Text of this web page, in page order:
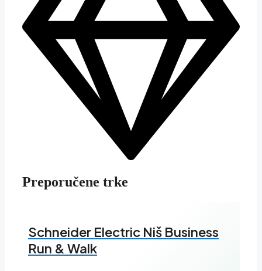
Preporučene trke
Schneider Electric Niš Business
Run & Walk